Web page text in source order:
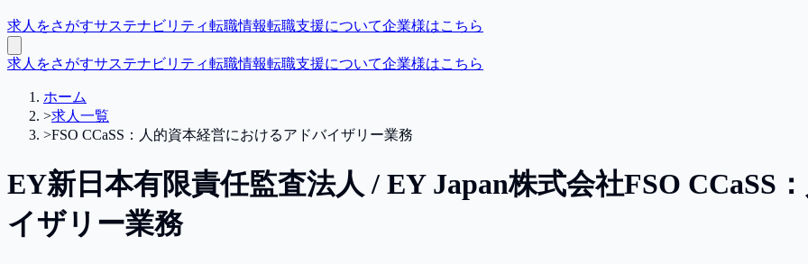
求人をさがすサステナビリティ転職情報転職支援について企業様はこちら
求人をさがすサステナビリティ転職情報転職支援について企業様はこちら
ホーム
>求人一覧
>FSO CCaSS：人的資本経営におけるアドバイザリー業務
EY新日本有限責任監査法人 / EY Japan株式会社FSO CCaSS
イザリー業務